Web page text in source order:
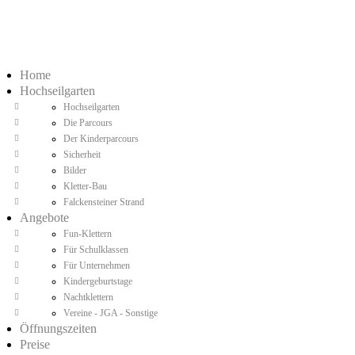
Home
Hochseilgarten
Hochseilgarten
Die Parcours
Der Kinderparcours
Sicherheit
Bilder
Kletter-Bau
Falckensteiner Strand
Angebote
Fun-Klettern
Für Schulklassen
Für Unternehmen
Kindergeburtstage
Nachtklettern
Vereine - JGA - Sonstige
Öffnungszeiten
Preise